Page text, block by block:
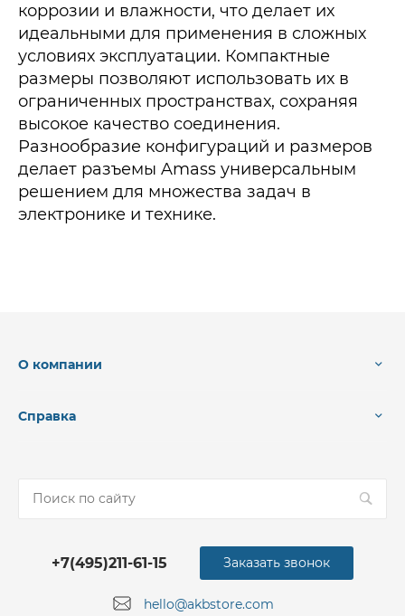
коррозии и влажности, что делает их
идеальными для применения в сложных
условиях эксплуатации. Компактные
размеры позволяют использовать их в
ограниченных пространствах, сохраняя
высокое качество соединения.
Разнообразие конфигураций и размеров
делает разъемы Amass универсальным
решением для множества задач в
электронике и технике.
О компании
Справка
+7(495)211-61-15
hello@akbstore.com
Заказать звонок